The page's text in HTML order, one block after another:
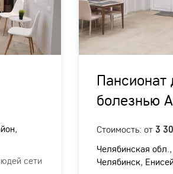
сети
болезнью
Стоимость: от 3
Челябинская
Челябинск,